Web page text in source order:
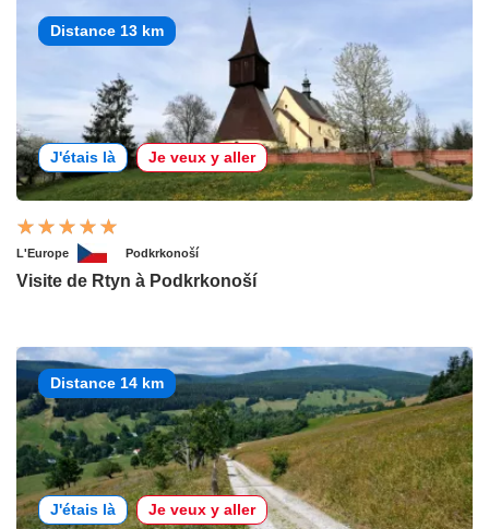
Distance 13 km
J'étais là Je veux y aller
L'Europe Podkrkonoší
Visite de Rtyn à Podkrkonoší
Distance 14 km
J'étais là Je veux y aller